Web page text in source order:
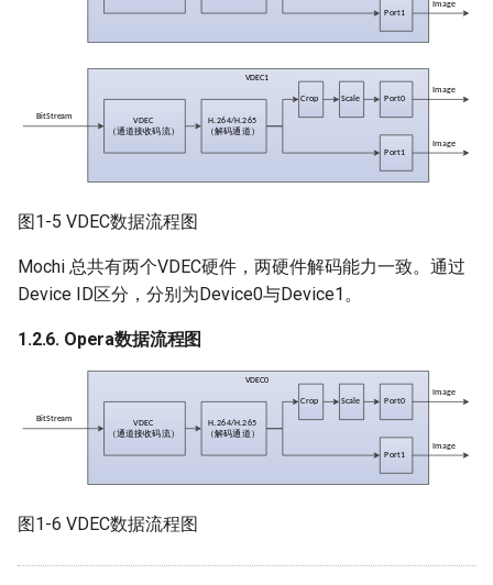
图1-5 VDEC数据流程图
Mochi 总共有两个VDEC硬件，两硬件解码能力一致。通过
Device ID区分，分别为Device0与Device1。
1.2.6. Opera数据流程图
图1-6 VDEC数据流程图